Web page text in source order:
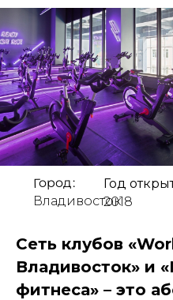
Город:
Владивосток
Год
2018
Сеть клубов
Владивосток» и
фитнеса» – это